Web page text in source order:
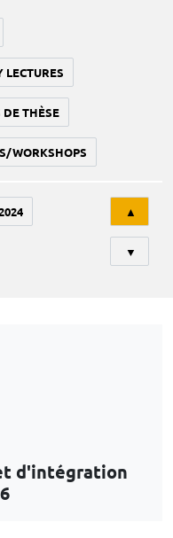
LECTURES
DE THÈSE
WORKSHOPS
▲
▼
d'intégration